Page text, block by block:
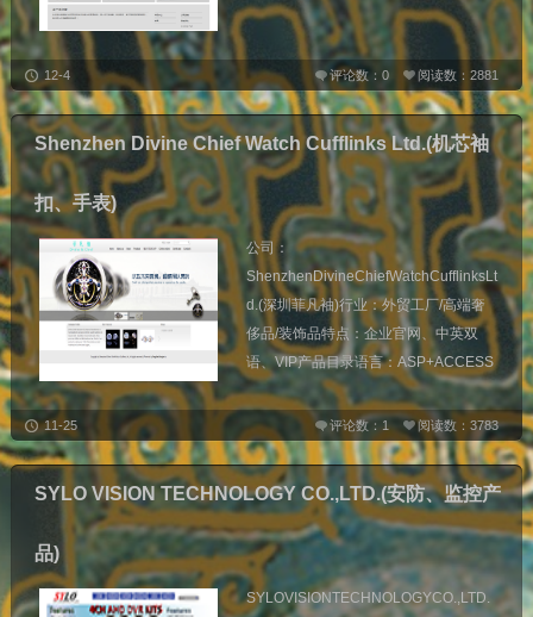
阅读数：2881
评论数：0
12-4
Shenzhen Divine Chief Watch Cufflinks Ltd.(机芯袖
扣、手表)
公司：
ShenzhenDivineChiefWatchCufflinksLt
d.(深圳菲凡袖)行业：外贸工厂/高端奢
侈品/装饰品特点：企业官网、中英双
语、VIP产品目录语言：ASP+ACCESS
阅读数：3783
评论数：1
11-25
SYLO VISION TECHNOLOGY CO.,LTD.(安防、监控产
品)
SYLOVISIONTECHNOLOGYCO.,LTD.